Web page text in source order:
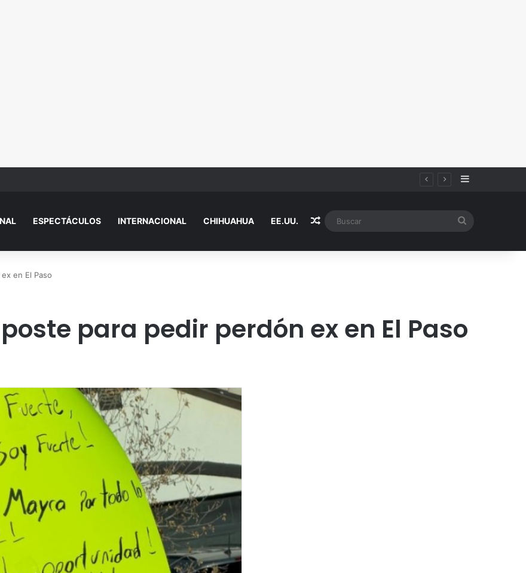
un lagarto y una Hummer durante cateo en Ciudad Juárez Sidebar
ESPECTÁCULOS INTERNACIONAL CHIHUAHUA EE.UU. Random Article
en El Paso
para pedir perdón ex en El Paso